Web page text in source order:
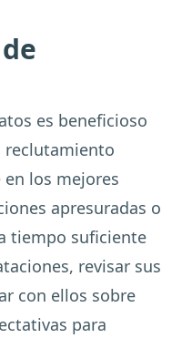
es beneficioso
reclutamiento
los mejores
apresuradas o
tiempo suficiente
revisar sus
con ellos sobre
para